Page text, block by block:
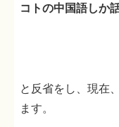
コトの中国語しか
と反省をし、現在
ます。